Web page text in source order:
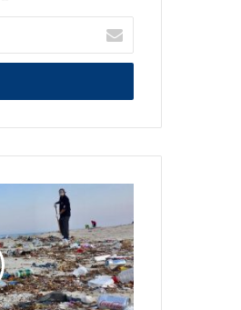
اكتب
بريدك
الالكتروني
بحرنا
يستغيث..
هل
ننتظر